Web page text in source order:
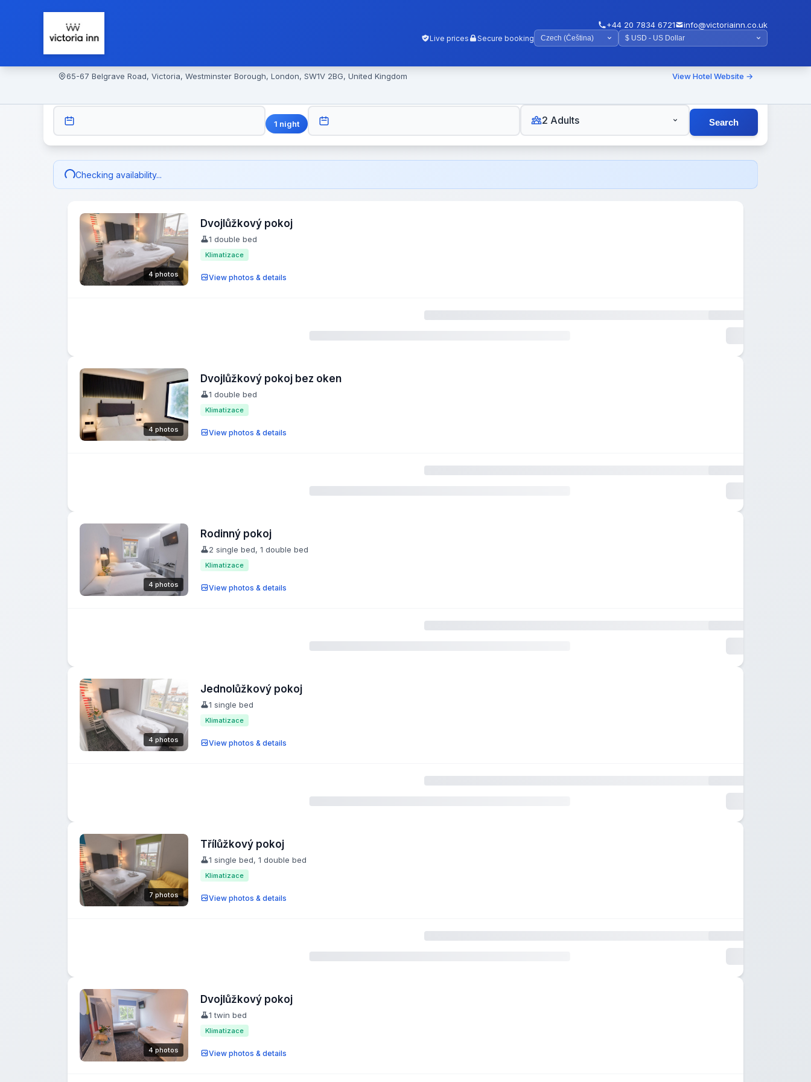
+44 20 7834 6721 info@victoriainn.co.uk
Live prices Secure booking
65-67 Belgrave Road, Victoria, Westminster Borough, London, SW1V 2BG, United Kingdom View Hotel Website →
1 night 2 Adults Search
Checking availability...
4 photos
Dvojlůžkový pokoj
1 double bed
Klimatizace
View photos & details
4 photos
Dvojlůžkový pokoj bez oken
1 double bed
Klimatizace
View photos & details
4 photos
Rodinný pokoj
2 single bed, 1 double bed
Klimatizace
View photos & details
4 photos
Jednolůžkový pokoj
1 single bed
Klimatizace
View photos & details
7 photos
Třílůžkový pokoj
1 single bed, 1 double bed
Klimatizace
View photos & details
4 photos
Dvojlůžkový pokoj
1 twin bed
Klimatizace
View photos & details